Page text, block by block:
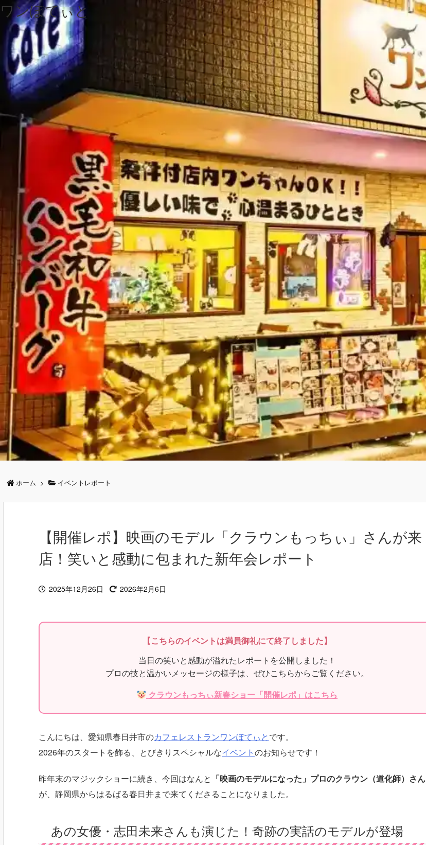
ワンぽてぃと
ホーム > イベントレポート
【開催レポ】映画のモデル「クラウンもっちぃ」さんが来
店！笑いと感動に包まれた新年会レポート
2025年12月26日 2026年2月6日
【こちらのイベントは満員御礼にて終了しました】
当日の笑いと感動が溢れたレポートを公開しました！
プロの技と温かいメッセージの様子は、ぜひこちらからご覧ください。
クラウンもっちぃ新春ショー「開催レポ」はこちら
こんにちは、愛知県春日井市のカフェレストランワンぽてぃとです。
2026年のスタートを飾る、とびきりスペシャルなイベントのお知らせです！
昨年末のマジックショーに続き、今回はなんと 「映画のモデルになった」プロのクラウン（道化師）さん
が、静岡県からはるばる春日井まで来てくださることになりました。
あの女優・志田未来さんも演じた！奇跡の実話のモデルが登場